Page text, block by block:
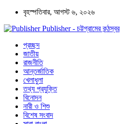
বৃহস্পতিবার, আগস্ট ৬, ২০২৬
Publisher - চট্টগ্রামের কন্ঠস্বর
প্রচ্ছদ
জাতীয়
রাজনীতি
আন্তর্জাতিক
খেলাধুলা
তথ্য প্রযুক্তি
বিনোদন
নারী ও শিশু
বিশেষ সংবাদ